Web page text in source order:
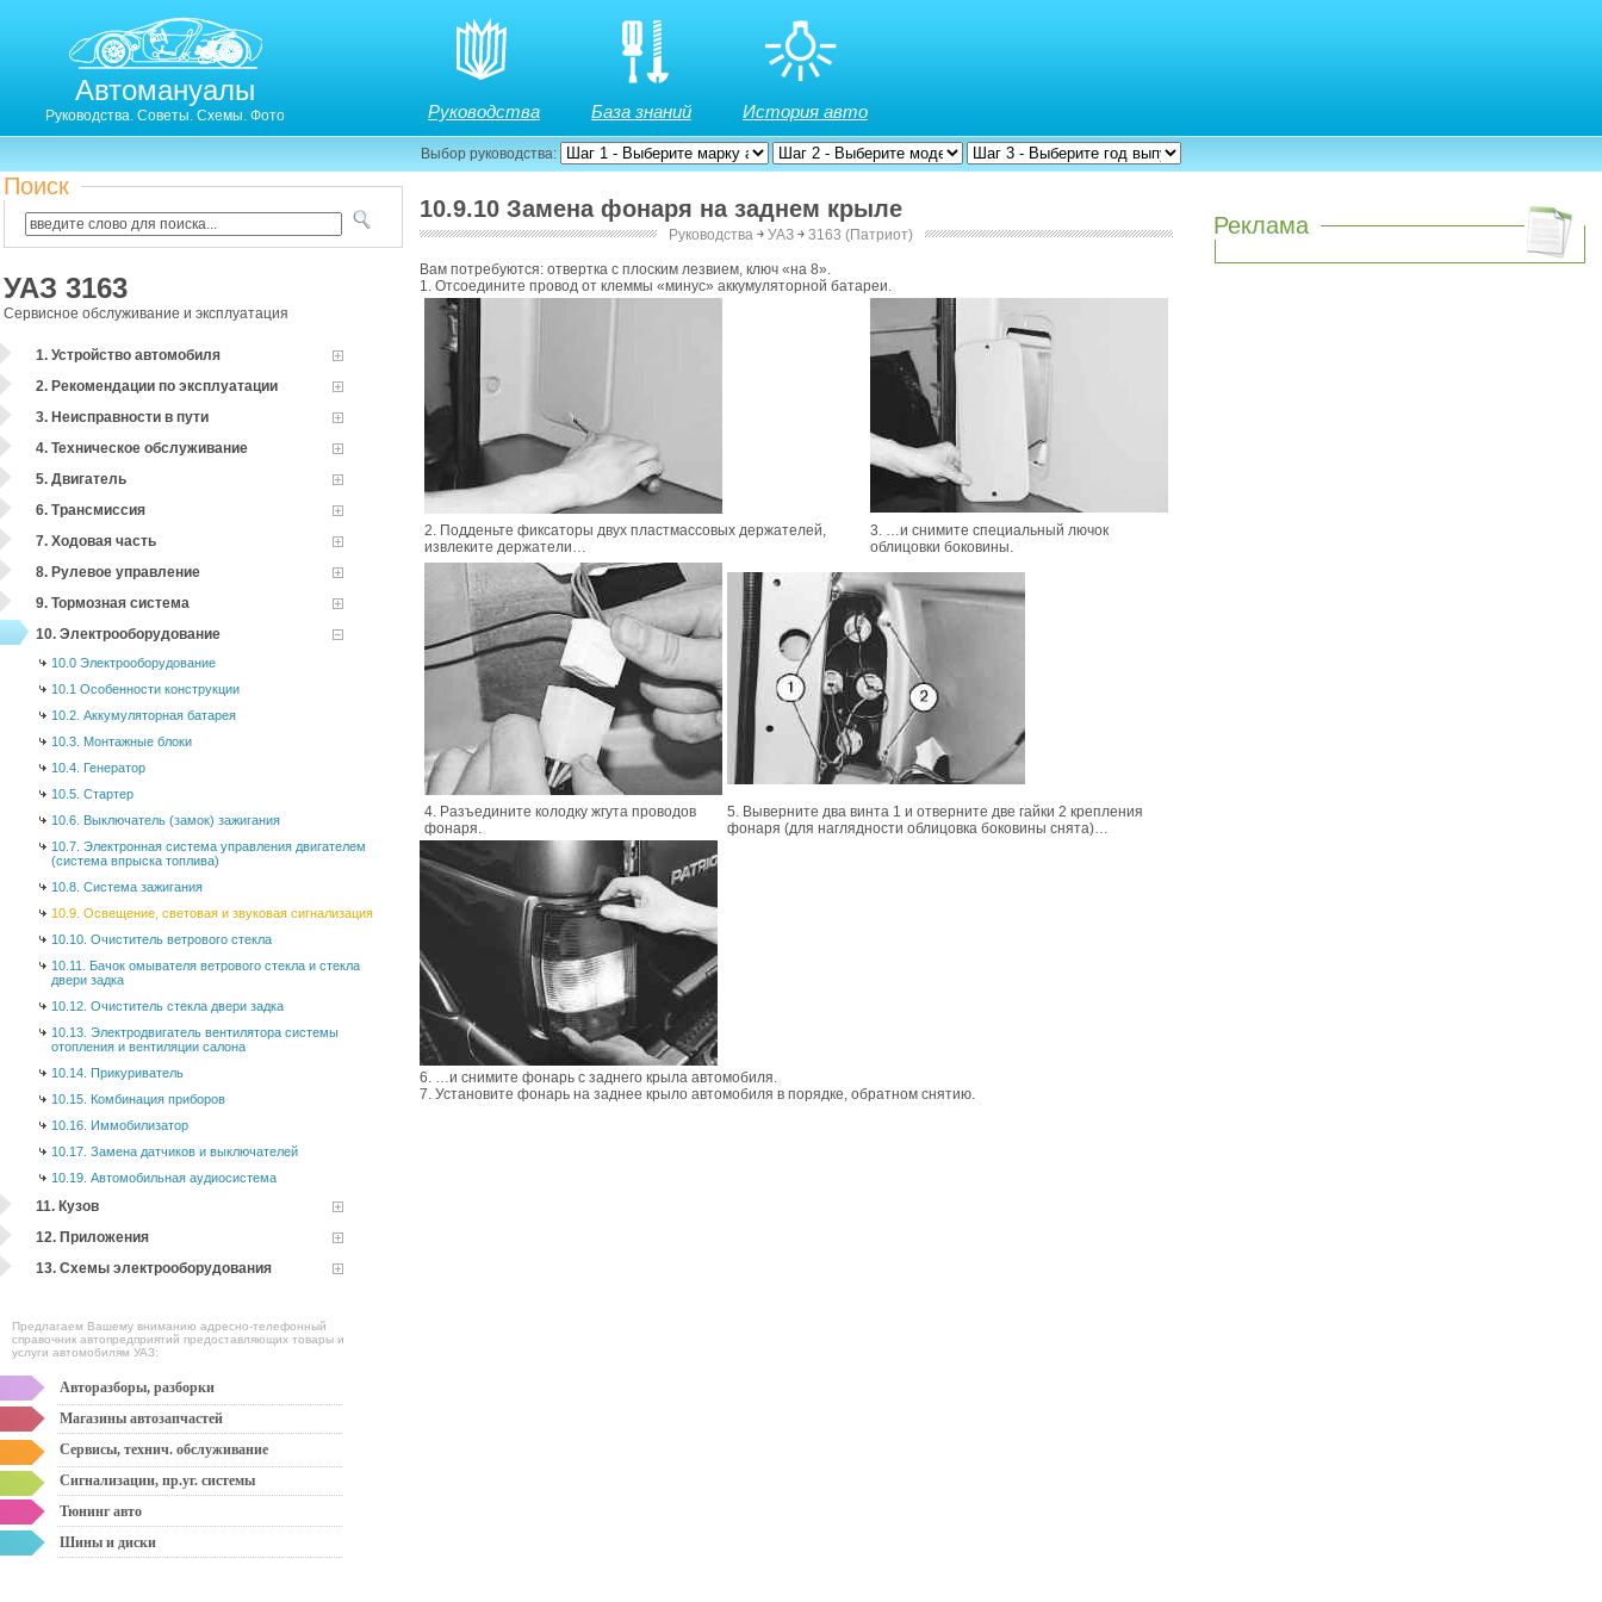
Автомануалы
Руководства. Советы. Схемы. Фото Руководства База знаний История авто
Выбор руководства:
Поиск
УАЗ 3163
Сервисное обслуживание и эксплуатация
1. Устройство автомобиля
2. Рекомендации по эксплуатации
3. Неисправности в пути
4. Техническое обслуживание
5. Двигатель
6. Трансмиссия
7. Ходовая часть
8. Рулевое управление
9. Тормозная система
10. Электрооборудование
10.0 Электрооборудование
10.1 Особенности конструкции
10.2. Аккумуляторная батарея
10.3. Монтажные блоки
10.4. Генератор
10.5. Стартер
10.6. Выключатель (замок) зажигания
10.7. Электронная система управления двигателем
(система впрыска топлива)
10.8. Система зажигания
10.9. Освещение, световая и звуковая сигнализация
10.10. Очиститель ветрового стекла
10.11. Бачок омывателя ветрового стекла и стекла
двери задка
10.12. Очиститель стекла двери задка
10.13. Электродвигатель вентилятора системы
отопления и вентиляции салона
10.14. Прикуриватель
10.15. Комбинация приборов
10.16. Иммобилизатор
10.17. Замена датчиков и выключателей
10.19. Автомобильная аудиосистема
11. Кузов
12. Приложения
13. Схемы электрооборудования
Предлагаем Вашему вниманию адресно-телефонный
справочник автопредприятий предоставляющих товары и
услуги автомобилям УАЗ:
Авторазборы, разборки
Магазины автозапчастей
Сервисы, технич. обслуживание
Сигнализации, пр.уг. системы
Тюнинг авто
Шины и диски
10.9.10 Замена фонаря на заднем крыле
Руководства ￫ УАЗ ￫ 3163 (Патриот)
Вам потребуются: отвертка с плоским лезвием, ключ «на 8».
1. Отсоедините провод от клеммы «минус» аккумуляторной батареи.
2. Подденьте фиксаторы двух пластмассовых держателей,
извлеките держатели…
3. …и снимите специальный лючок
облицовки боковины.
4. Разъедините колодку жгута проводов
фонаря.
5. Выверните два винта 1 и отверните две гайки 2 крепления
фонаря (для наглядности облицовка боковины снята)…
6. …и снимите фонарь с заднего крыла автомобиля.
7. Установите фонарь на заднее крыло автомобиля в порядке, обратном снятию.
Реклама